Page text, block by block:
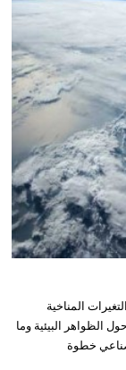
المناخية
الظواهر البيئية وما
خطوة